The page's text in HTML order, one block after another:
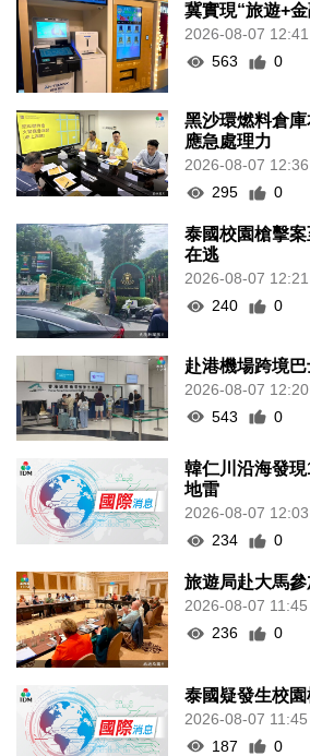
冀實現“旅遊+金
2026-08-07 12:41
563
0
黑沙環燃料倉
應急處理力
2026-08-07 12:36
295
0
泰國校園槍擊
在逃
2026-08-07 12:21
240
0
赴港機場跨境
2026-08-07 12:20
543
0
韓仁川沿海發
地雷
2026-08-07 12:03
234
0
旅遊局赴大馬
2026-08-07 11:45
236
0
泰國疑發生校
2026-08-07 11:45
187
0